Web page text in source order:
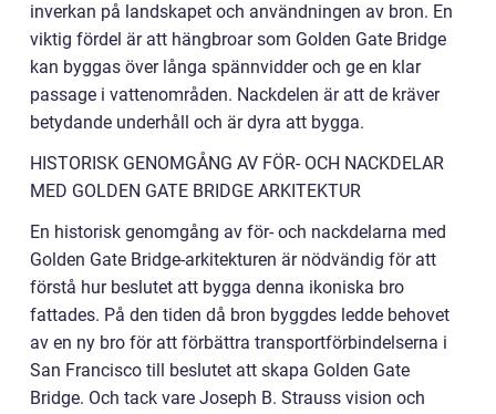
inverkan på landskapet och användningen av bron. En
viktig fördel är att hängbroar som Golden Gate Bridge
kan byggas över långa spännvidder och ge en klar
passage i vattenområden. Nackdelen är att de kräver
betydande underhåll och är dyra att bygga.
HISTORISK GENOMGÅNG AV FÖR- OCH NACKDELAR
MED GOLDEN GATE BRIDGE ARKITEKTUR
En historisk genomgång av för- och nackdelarna med
Golden Gate Bridge-arkitekturen är nödvändig för att
förstå hur beslutet att bygga denna ikoniska bro
fattades. På den tiden då bron byggdes ledde behovet
av en ny bro för att förbättra transportförbindelserna i
San Francisco till beslutet att skapa Golden Gate
Bridge. Och tack vare Joseph B. Strauss vision och